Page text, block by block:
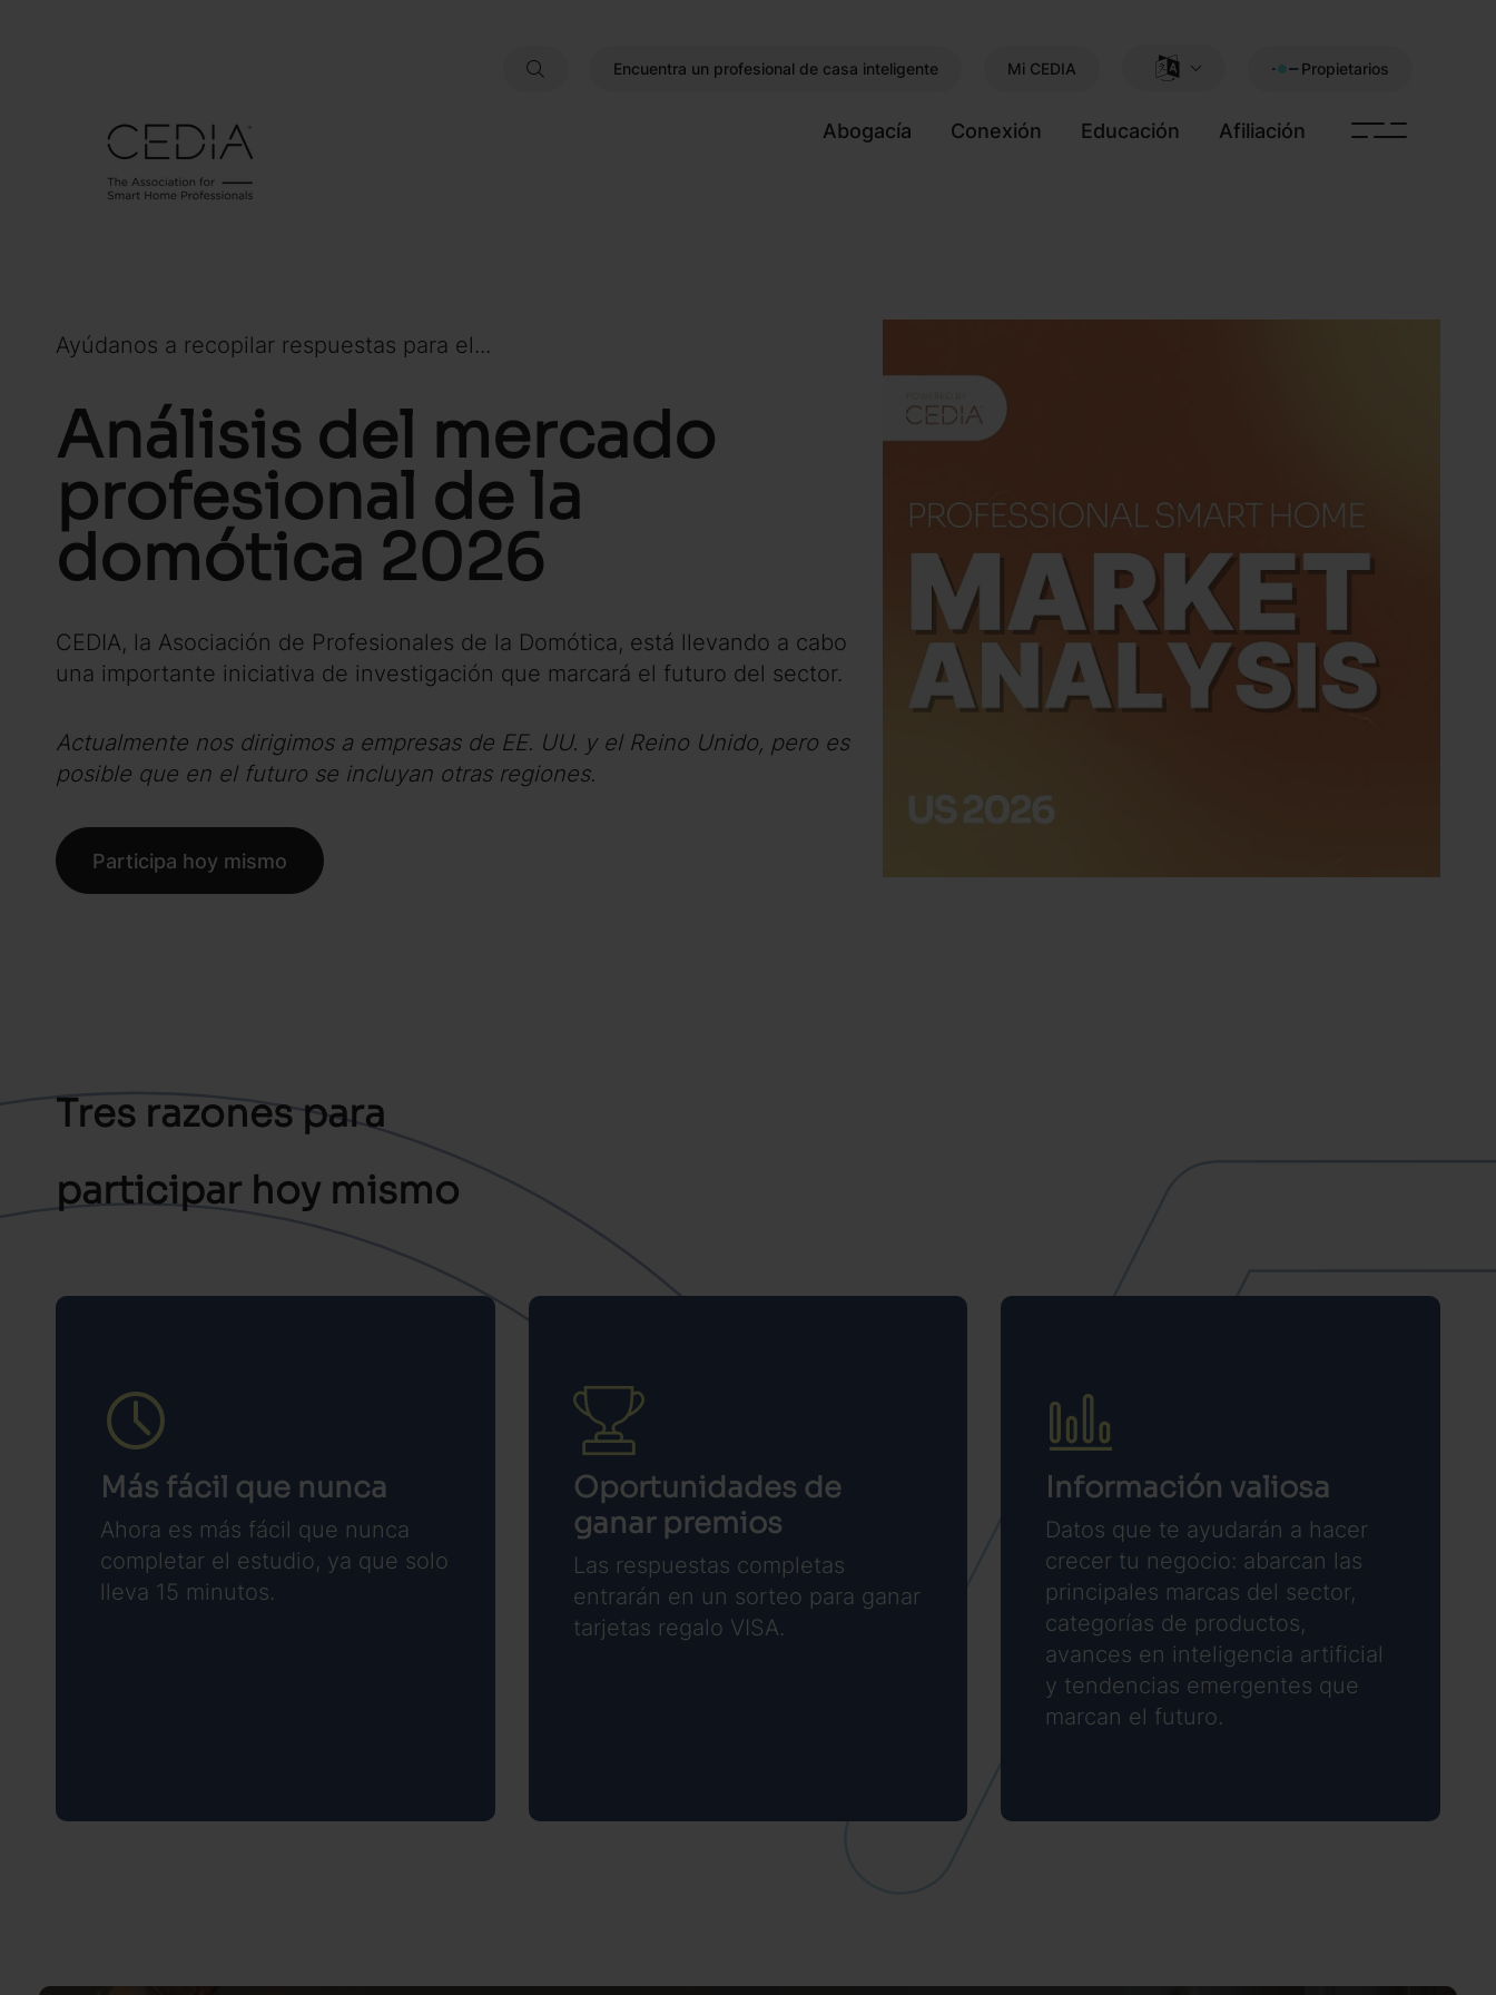
Encuentra un profesional de casa inteligente Mi CEDIA Propietarios
Abogacía Conexión Educación Afiliación
Ayúdanos a recopilar respuestas para el...
Análisis del mercado
profesional de la
domótica 2026
CEDIA, la Asociación de Profesionales de la Domótica, está llevando a cabo
una importante iniciativa de investigación que marcará el futuro del sector.
Actualmente nos dirigimos a empresas de EE. UU. y el Reino Unido, pero es
posible que en el futuro se incluyan otras regiones.
Participa hoy mismo
Tres razones para
participar hoy mismo
Más fácil que nunca
Ahora es más fácil que nunca
completar el estudio, ya que solo
lleva 15 minutos.
Oportunidades de
ganar premios
Las respuestas completas
entrarán en un sorteo para ganar
tarjetas regalo VISA.
Información valiosa
Datos que te ayudarán a hacer
crecer tu negocio: abarcan las
principales marcas del sector,
categorías de productos,
avances en inteligencia artificial
y tendencias emergentes que
marcan el futuro.